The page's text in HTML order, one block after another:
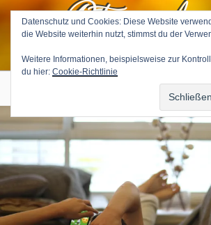
Zum
Inhalt
springen
Petra
Datenschutz und Cookies: Diese Website
die Website weiterhin nutzt, stimmst du der
Weitere Informationen, beispielsweise zur
du hier: Cookie-Richtlinie